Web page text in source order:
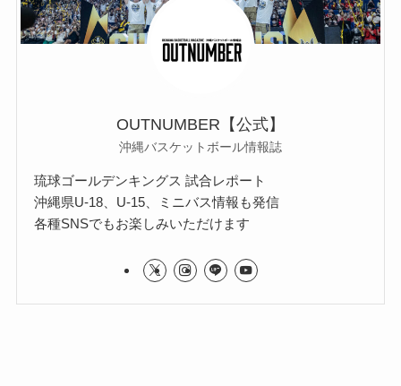
OUTNUMBER【公式】
沖縄バスケットボール情報誌
琉球ゴールデンキングス 試合レポート
沖縄県U-18、U-15、ミニバス情報も発信
各種SNSでもお楽しみいただけます